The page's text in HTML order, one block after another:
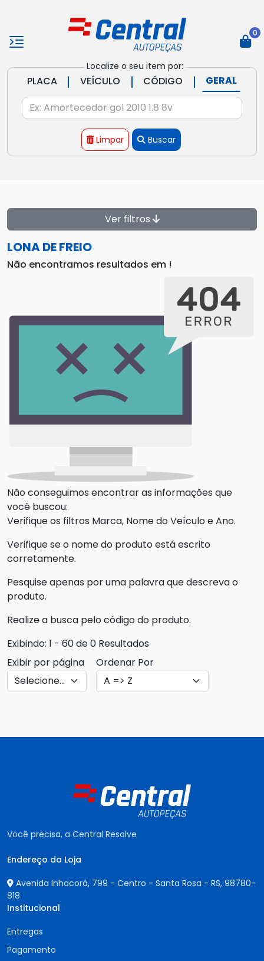
Localize o seu item por:
PLACA | VEÍCULO | CÓDIGO | GERAL
Limpar Buscar
0
Ver filtros
LONA DE FREIO
Não encontramos resultados em !
Não conseguimos encontrar as informações que
você buscou:
Verifique os filtros Marca, Nome do Veículo e Ano.
Verifique se o nome do produto está escrito
corretamente.
Pesquise apenas por uma palavra que descreva o
produto.
Realize a busca pelo código do produto.
Exibindo: 1 - 60 de 0 Resultados
Exibir por página
Ordenar Por
Você precisa, a Central Resolve
Endereço da Loja
Avenida Inhacorá, 799 - Centro - Santa Rosa - RS, 98780-
818
Institucional
Entregas
Pagamento